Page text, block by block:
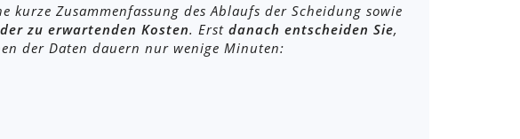
kurze Zusammenfassung des Ablaufs der Scheidung sowie
zu erwartenden Kosten. Erst danach entscheiden Sie,
der Daten dauern nur wenige Minuten: